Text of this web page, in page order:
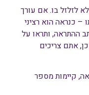
לזלזל בו. אם עורך
– כנראה הוא רציני
ההתראה, ותראו על
אתם צריכים
קיימות מספר